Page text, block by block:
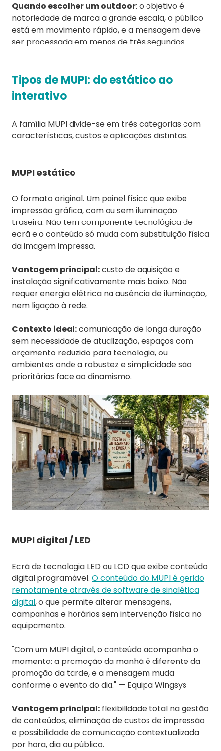
Quando escolher um outdoor: o objetivo é
notoriedade de marca a grande escala, o público
está em movimento rápido, e a mensagem deve
ser processada em menos de três segundos.
Tipos de MUPI: do estático ao
interativo
A família MUPI divide-se em três categorias com
características, custos e aplicações distintas.
MUPI estático
O formato original. Um painel físico que exibe
impressão gráfica, com ou sem iluminação
traseira. Não tem componente tecnológica de
ecrã e o conteúdo só muda com substituição física
da imagem impressa.
Vantagem principal:custo de aquisição e
instalação significativamente mais baixo. Não
requer energia elétrica na ausência de iluminação,
nem ligação à rede.
Contexto ideal:comunicação de longa duração
sem necessidade de atualização, espaços com
orçamento reduzido para tecnologia, ou
ambientes onde a robustez e simplicidade são
prioritárias face ao dinamismo.
MUPI digital / LED
Ecrã de tecnologia LED ou LCD que exibe conteúdo
digital programável. O conteúdo do MUPI é gerido
remotamente através de software de sinalética
digital, o que permite alterar mensagens,
campanhas e horários sem intervenção física no
equipamento.
"Com um MUPI digital, o conteúdo acompanha o
momento: a promoção da manhã é diferente da
promoção da tarde, e a mensagem muda
conforme o evento do dia." — Equipa Wingsys
Vantagem principal: flexibilidade total na gestão
de conteúdos, eliminação de custos de impressão
e possibilidade de comunicação contextualizada
por hora, dia ou público.